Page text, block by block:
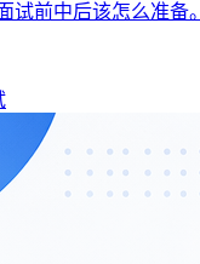
试前中后该怎么准备。